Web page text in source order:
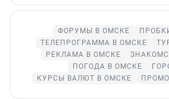
ФОРУМЫ В ОМСКЕ
ТЕЛЕПРОГРАММА В ОМСКЕ
РЕКЛАМА В ОМСКЕ
ПОГОДА В ОМСКЕ
КУРСЫ ВАЛЮТ В ОМСКЕ